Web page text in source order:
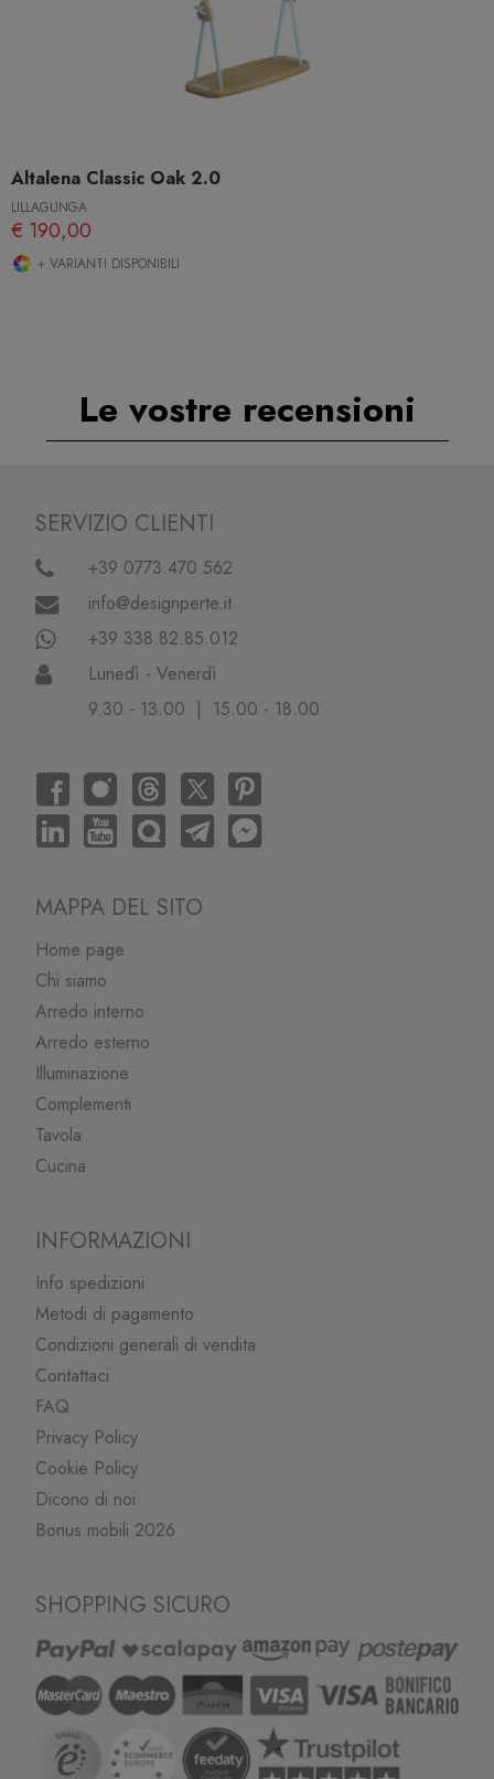
Altalena Classic Oak 2.0
LILLAGUNGA
€ 190,00
+ VARIANTI DISPONIBILI
Le vostre recensioni
SERVIZIO CLIENTI
+39 0773.470.562
info@designperte.it
+39 338.82.85.012
Lunedì - Venerdì
9.30 - 13.00 | 15.00 - 18.00
MAPPA DEL SITO
Home page
Chi siamo
Arredo interno
Arredo esterno
Illuminazione
Complementi
Tavola
Cucina
INFORMAZIONI
Info spedizioni
Metodi di pagamento
Condizioni generali di vendita
Contattaci
FAQ
Privacy Policy
Cookie Policy
Dicono di noi
Bonus mobili 2026
SHOPPING SICURO